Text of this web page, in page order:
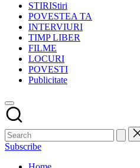
STIRIStiri
POVESTEA TA
INTERVIURI
TIMP LIBER
FILME
LOCURI
POVESTI
Publicitate
Subscribe